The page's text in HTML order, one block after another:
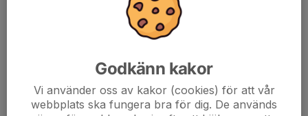
Mellanmål: Klubben kommer att ha enklare
mellanmål/frukt till alla spelare.
När anmälan är stängd så kan inte avanmäla sig och
man får betala för lägerkostnaden.
Godkänn kakor
Vi använder oss av kakor (cookies) för att vår
webbplats ska fungera bra för dig. De används